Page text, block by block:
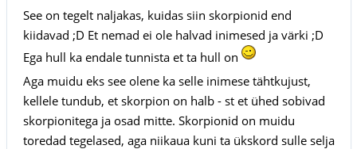
See on tegelt naljakas, kuidas siin skorpionid end
kiidavad ;D Et nemad ei ole halvad inimesed ja värki ;D
Ega hull ka endale tunnista et ta hull on
Aga muidu eks see olene ka selle inimese tähtkujust,
kellele tundub, et skorpion on halb - st et ühed sobivad
skorpionitega ja osad mitte. Skorpionid on muidu
toredad tegelased, aga niikaua kuni ta ükskord sulle selja